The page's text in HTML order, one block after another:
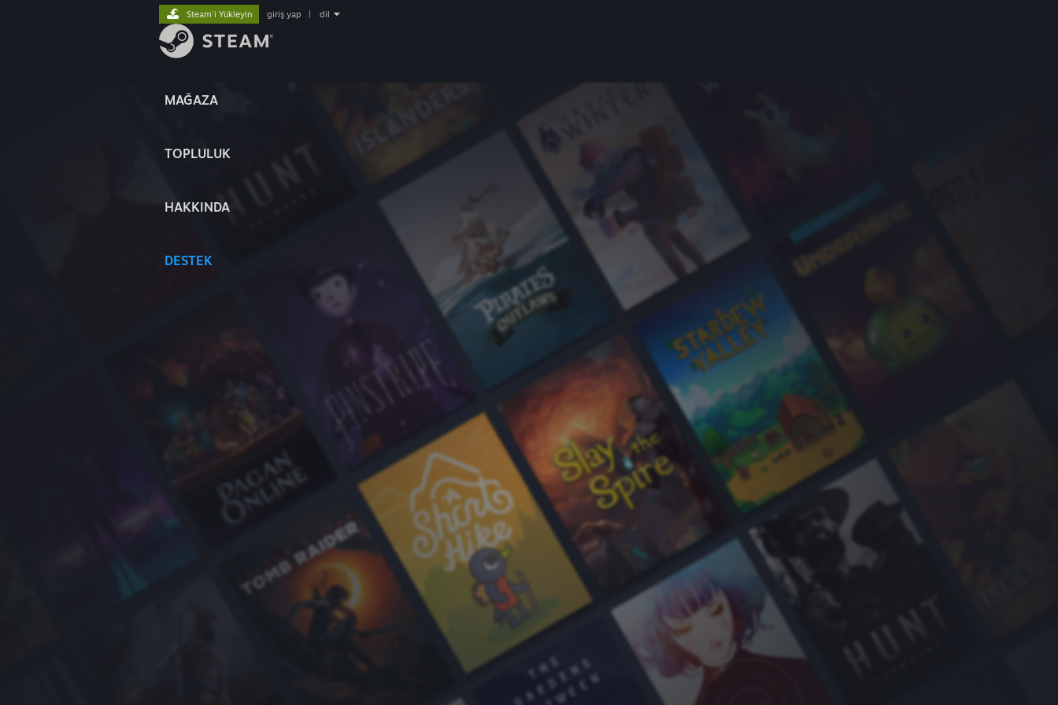
MAĞAZA
TOPLULUK
HAKKINDA
DESTEK
Steam'i Yükleyin giriş yap dil